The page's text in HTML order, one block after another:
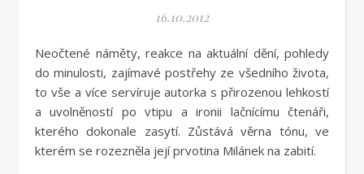
16.10.2012
Neočtené náměty, reakce na aktuální dění, pohledy
do minulosti, zajímavé postřehy ze všedního života,
to vše a více servíruje autorka s přirozenou lehkostí
a uvolněností po vtipu a ironii lačnícímu čtenáři,
kterého dokonale zasytí. Zůstává věrna tónu, ve
kterém se rozezněla její prvotina Milánek na zabití.